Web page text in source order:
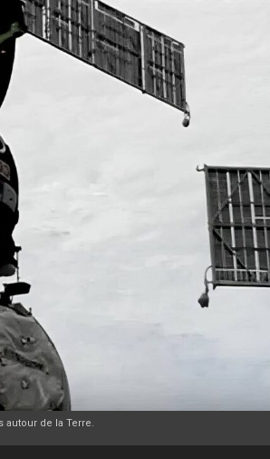
autour de la Terre.